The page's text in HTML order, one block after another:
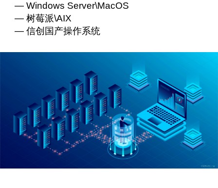
移动APP下载
— Windows Server\MacOS
— 树莓派\AIX
— 信创国产操作系统